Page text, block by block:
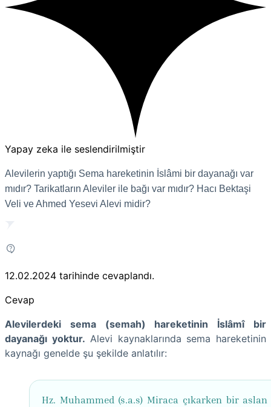
Yapay zeka ile seslendirilmiştir
Alevilerin yaptığı Sema hareketinin İslâmi bir dayanağı var
mıdır? Tarikatların Aleviler ile bağı var mıdır? Hacı Bektaşi
Veli ve Ahmed Yesevi Alevi midir?
12.02.2024 tarihinde cevaplandı.
Cevap
Alevilerdeki sema (semah) hareketinin İslâmî bir
dayanağı yoktur. Alevi kaynaklarında sema hareketinin
kaynağı genelde şu şekilde anlatılır:
Hz. Muhammed (s.a.s) Miraca çıkarken bir